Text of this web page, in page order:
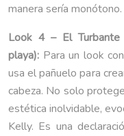
manera sería monótono.
Look 4 – El
playa): Para un look
usa el pañuelo para
cabeza. No solo
estética inolvidable,
Kelly. Es una